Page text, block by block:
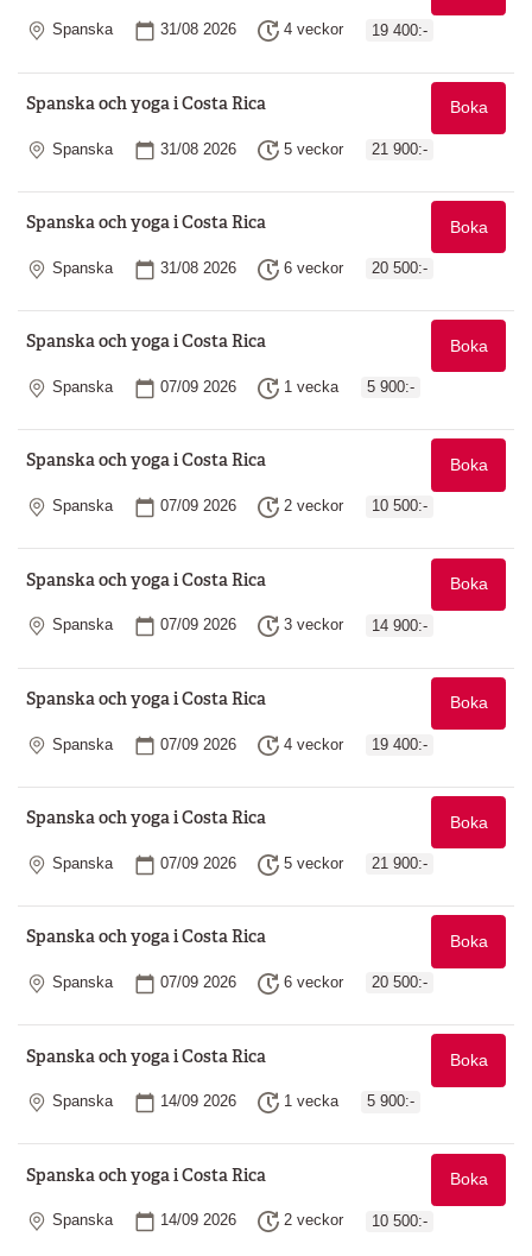
Plats
Spanska Startdatum
31/08 2026 Längd
4 veckor 19 400:-
Spanska och yoga i Costa Rica Boka
Plats
Spanska Startdatum
31/08 2026 Längd
5 veckor 21 900:-
Spanska och yoga i Costa Rica Boka
Plats
Spanska Startdatum
31/08 2026 Längd
6 veckor 20 500:-
Spanska och yoga i Costa Rica Boka
Plats
Spanska Startdatum
07/09 2026 Längd
1 vecka 5 900:-
Spanska och yoga i Costa Rica Boka
Plats
Spanska Startdatum
07/09 2026 Längd
2 veckor 10 500:-
Spanska och yoga i Costa Rica Boka
Plats
Spanska Startdatum
07/09 2026 Längd
3 veckor 14 900:-
Spanska och yoga i Costa Rica Boka
Plats
Spanska Startdatum
07/09 2026 Längd
4 veckor 19 400:-
Spanska och yoga i Costa Rica Boka
Plats
Spanska Startdatum
07/09 2026 Längd
5 veckor 21 900:-
Spanska och yoga i Costa Rica Boka
Plats
Spanska Startdatum
07/09 2026 Längd
6 veckor 20 500:-
Spanska och yoga i Costa Rica Boka
Plats
Spanska Startdatum
14/09 2026 Längd
1 vecka 5 900:-
Spanska och yoga i Costa Rica Boka
Plats
Spanska Startdatum
14/09 2026 Längd
2 veckor 10 500:-